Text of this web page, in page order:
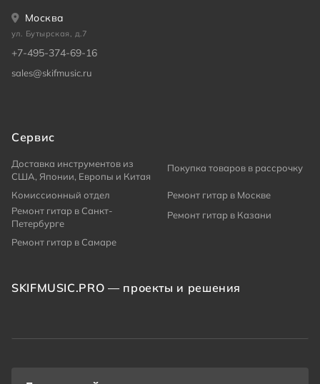
Москва
ул. Бутырская, д.7
+7-495-374-69-16
sales@skifmusic.ru
Сервис
Доставка инструментов из
США, Японии, Европы и Китая
Покупка товаров в рассрочку
Комиссионный отдел
Ремонт гитар в Москве
Ремонт гитар в Санкт-
Петербурге
Ремонт гитар в Казани
Ремонт гитар в Самаре
SKIFMUSIC.PRO — проекты и решения